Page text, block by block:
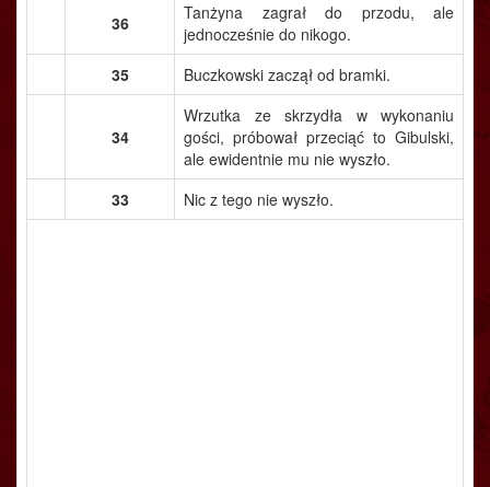
36
Tanżyna zagrał do przodu, ale
jednocześnie do nikogo.
35
Buczkowski zaczął od bramki.
34
Wrzutka ze skrzydła w wykonaniu
gości, próbował przeciąć to Gibulski,
ale ewidentnie mu nie wyszło.
33
Nic z tego nie wyszło.